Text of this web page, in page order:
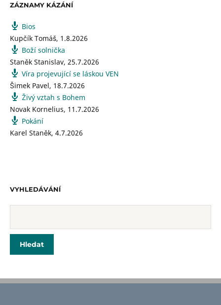
ZÁZNAMY KÁZÁNÍ
Bios
Kupčík Tomáš, 1.8.2026
Boží solnička
Staněk Stanislav, 25.7.2026
Víra projevující se láskou VEN
Šimek Pavel, 18.7.2026
Živý vztah s Bohem
Novak Kornelius, 11.7.2026
Pokání
Karel Staněk, 4.7.2026
VYHLEDÁVÁNÍ